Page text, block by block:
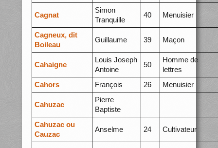
Cagnat
Simon
Tranquille
40 Menuisier
Cagneux, dit
Boileau
Guillaume 39 Maçon
Cahaigne
Louis Joseph
Antoine
50
Homme de
lettres
Cahors
François 26 Menuisier
Cahuzac
Pierre
Baptiste
Cahuzac ou
Cauzac
Anselme 24 Cultivateur